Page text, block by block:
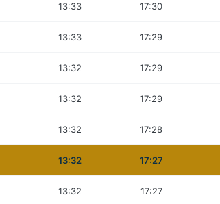
13:33 17:30
13:33 17:29
13:32 17:29
13:32 17:29
13:32 17:28
13:32 17:27
13:32 17:27